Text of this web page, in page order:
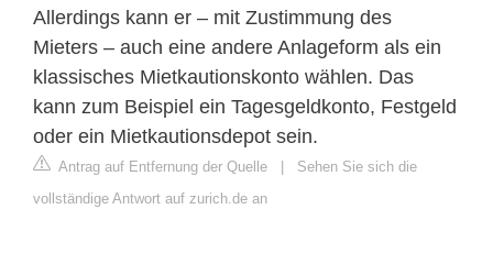
Allerdings kann er – mit Zustimmung des
Mieters – auch eine andere Anlageform als ein
klassisches Mietkautionskonto wählen. Das
kann zum Beispiel ein Tagesgeldkonto, Festgeld
oder ein Mietkautionsdepot sein.
Antrag auf Entfernung der Quelle | Sehen Sie sich die
vollständige Antwort auf zurich.de an